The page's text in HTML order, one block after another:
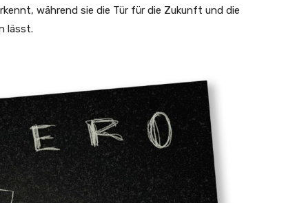
während sie die Tür für die Zukunft und die
lässt.